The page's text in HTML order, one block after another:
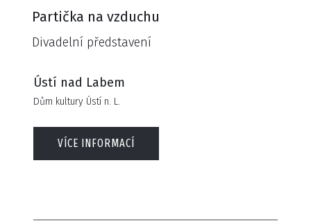
Partička na vzduchu
Divadelní představení
Ústí nad Labem
Dům kultury Ústí n. L.
VÍCE INFORMACÍ